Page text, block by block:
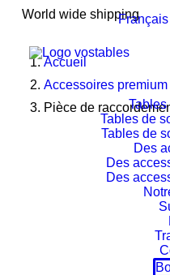
World wide shippingFrançais
Tables
Tables de
Tables de
Des
Des
Des
Accueil
Accessoires premium
Pièce de